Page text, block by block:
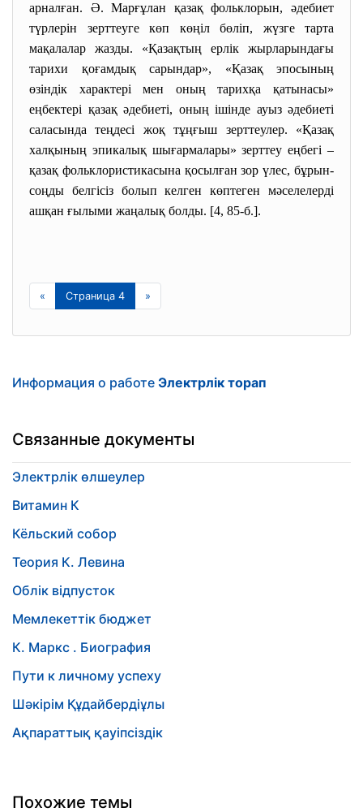
арналған. Ә. Марғұлан қазақ фольклорын, әдебиет
түрлерін зерттеуге көп көңіл бөліп, жүзге тарта
мақалалар жазды. «Қазақтың ерлік жырларындағы
тарихи қоғамдық сарындар», «Қазақ эпосының
өзіндік характері мен оның тарихқа қатынасы»
еңбектері қазақ әдебиеті, оның ішінде ауыз әдебиеті
саласында теңдесі жоқ тұңғыш зерттеулер. «Қазақ
халқының эпикалық шығармалары» зерттеу еңбегі –
қазақ фольклористикасына қосылған зор үлес, бұрын-
соңды белгісіз болып келген көптеген мәселелерді
ашқан ғылыми жаңалық болды. [4, 85-б.].
« Страница 4 »
Информация о работе Электрлік торап
Связанные документы
Электрлік өлшеулер
Витамин К
Кёльский собор
Теория К. Левина
Облік відпусток
Мемлекеттік бюджет
К. Маркс . Биография
Пути к личному успеху
Шәкірім Құдайбердіұлы
Ақпараттық қауіпсіздік
Похожие темы